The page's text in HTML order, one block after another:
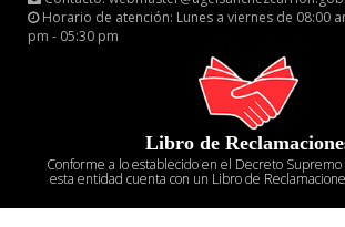
Horario de atención: Lunes a viernes de 08:00
pm - 05:30 pm
Libro de
Conforme a lo establecido en el Decreto
esta entidad cuenta con un Libro de